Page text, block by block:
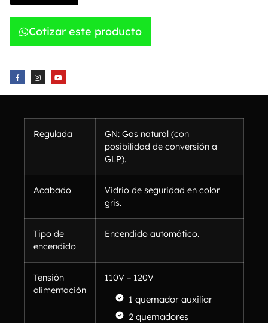
Cotizar este producto
Regulada
GN: Gas natural (con
posibilidad de conversión a
GLP).
Acabado
Vidrio de seguridad en color
gris.
Tipo de
encendido
Encendido automático.
Tensión
alimentación
110V – 120V
1 quemador auxiliar
2 quemadores